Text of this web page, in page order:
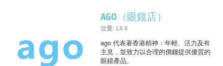
AGO（眼鏡店）
位置: L8 6
ago 代表著香港精神：年輕、活力及有
主見，並致力以合理的價錢提供優質的
眼鏡產品。